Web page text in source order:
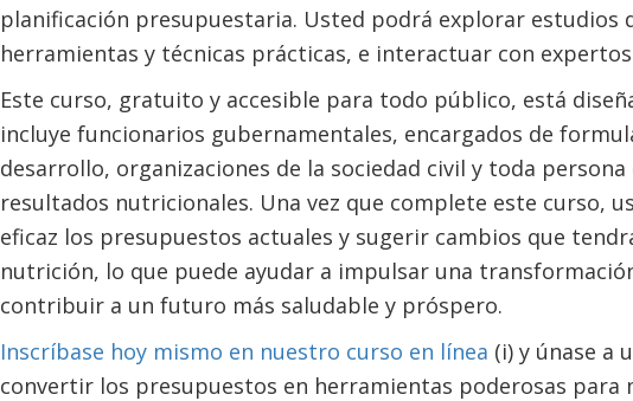
planificación presupuestaria. Usted podrá explorar estudios
herramientas y técnicas prácticas, e interactuar con
Este curso, gratuito y accesible para todo público, está
incluye funcionarios gubernamentales, encargados de
desarrollo, organizaciones de la sociedad civil y toda
resultados nutricionales. Una vez que complete este curso,
eficaz los presupuestos actuales y sugerir cambios que
nutrición, lo que puede ayudar a impulsar una
contribuir a un futuro más saludable y próspero.
Inscríbase hoy mismo en nuestro curso en línea (i) y únase a
convertir los presupuestos en herramientas poderosas para